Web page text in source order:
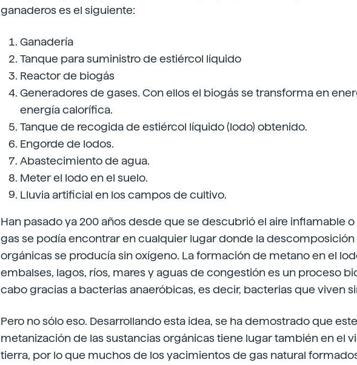
ganaderos es el siguiente:
Ganadería
Tanque para suministro de estiércol líquido
Reactor de biogás
Generadores de gases. Con ellos el biogás se transforma en
energía calorífica.
Tanque de recogida de estiércol líquido (lodo) obtenido.
Engorde de lodos.
Abastecimiento de agua.
Meter el lodo en el suelo.
Lluvia artificial en los campos de cultivo.
Han pasado ya 200 años desde que se descubrió el aire inflamable o
gas se podía encontrar en cualquier lugar donde la descomposición
orgánicas se producía sin oxígeno. La formación de metano en el
embalses, lagos, ríos, mares y aguas de congestión es un proceso
cabo gracias a bacterias anaeróbicas, es decir, bacterias que viven
Pero no sólo eso. Desarrollando esta idea, se ha demostrado que
metanización de las sustancias orgánicas tiene lugar también en el
tierra, por lo que muchos de los yacimientos de gas natural